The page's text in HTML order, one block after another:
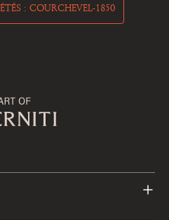
: COURCHEVEL-1850